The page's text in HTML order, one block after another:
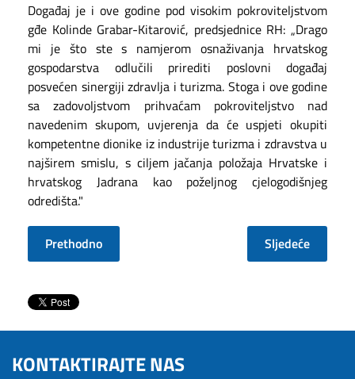
Događaj je i ove godine pod visokim pokroviteljstvom
gđe Kolinde Grabar-Kitarović, predsjednice RH: „Drago
mi je što ste s namjerom osnaživanja hrvatskog
gospodarstva odlučili prirediti poslovni događaj
posvećen sinergiji zdravlja i turizma. Stoga i ove godine
sa zadovoljstvom prihvaćam pokroviteljstvo nad
navedenim skupom, uvjerenja da će uspjeti okupiti
kompetentne dionike iz industrije turizma i zdravstva u
najširem smislu, s ciljem jačanja položaja Hrvatske i
hrvatskog Jadrana kao poželjnog cjelogodišnjeg
odredišta."
Prethodno Sljedeće
KONTAKTIRAJTE NAS